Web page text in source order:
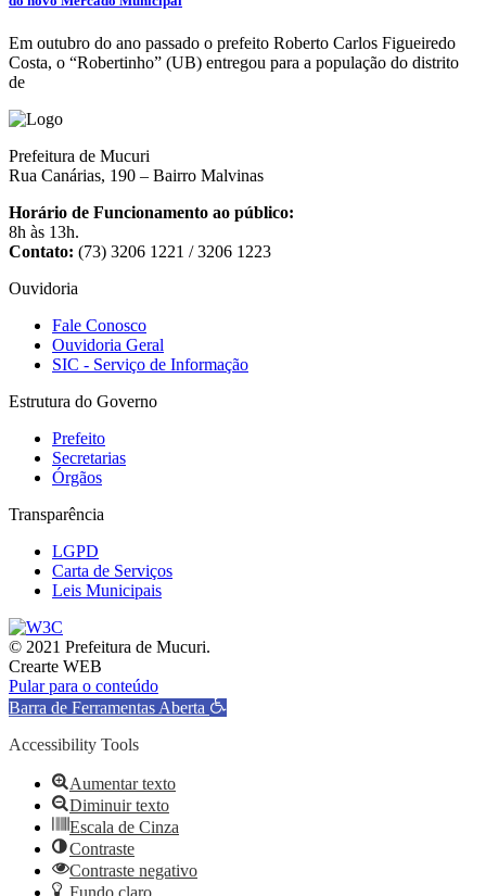
Em outubro do ano passado o prefeito Roberto Carlos Figueiredo
Costa, o “Robertinho” (UB) entregou para a população do distrito
de
Prefeitura de Mucuri
Rua Canárias, 190 – Bairro Malvinas
Horário de Funcionamento ao público:
8h às 13h.
Contato: (73) 3206 1221 / 3206 1223
Ouvidoria
Fale Conosco
Ouvidoria Geral
SIC - Serviço de Informação
Estrutura do Governo
Prefeito
Secretarias
Órgãos
Transparência
LGPD
Carta de Serviços
Leis Municipais
© 2021 Prefeitura de Mucuri.
Crearte WEB
Pular para o conteúdo
Barra de Ferramentas Aberta
Accessibility Tools
Aumentar texto
Diminuir texto
Escala de Cinza
Contraste
Contraste negativo
Fundo claro